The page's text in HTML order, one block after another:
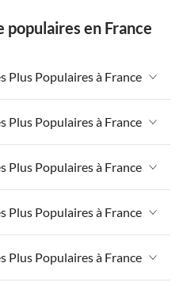
en France
Plus Populaires à France
de France
Plus Populaires à France
de France
Plus Populaires à France
de France
Plus Populaires à France
de France
Plus Populaires à France